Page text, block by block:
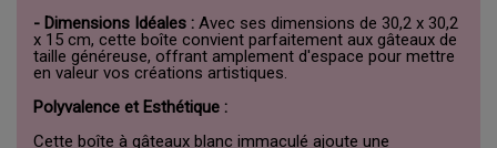
- Dimensions Idéales : Avec ses dimensions de 30,2 x 30,2
x 15 cm, cette boîte convient parfaitement aux gâteaux de
taille généreuse, offrant amplement d'espace pour mettre
en valeur vos créations artistiques.
Polyvalence et Esthétique :
Cette boîte à gâteaux blanc immaculé ajoute une